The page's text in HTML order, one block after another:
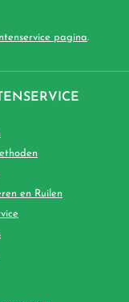
pagina.
en Ruilen